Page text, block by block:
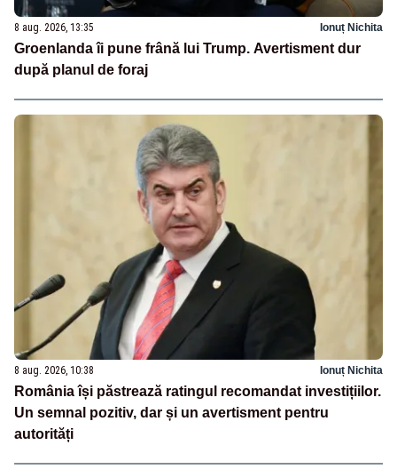
8 aug. 2026, 13:35 Ionuț Nichita
Groenlanda îi pune frână lui Trump. Avertisment dur
după planul de foraj
8 aug. 2026, 10:38 Ionuț Nichita
România își păstrează ratingul recomandat investițiilor.
Un semnal pozitiv, dar și un avertisment pentru
autorități